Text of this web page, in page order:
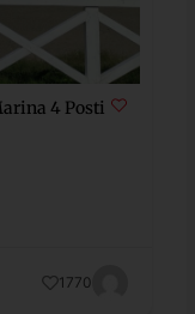
4 Posti
1770